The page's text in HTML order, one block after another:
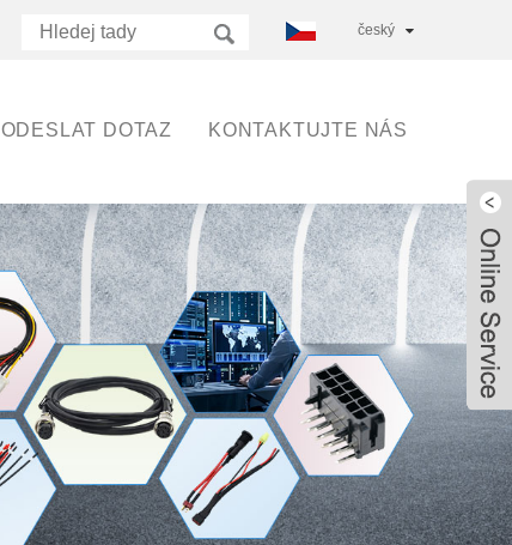
český
ODESLAT DOTAZ KONTAKTUJTE NÁS